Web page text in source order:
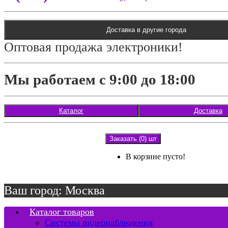
Доставка в другие города
Оптовая продажа электроники!
Мы работаем с 9:00 до 18:00
Каталог Доставка
Заказать (0) шт
В корзине пусто!
Ваш город: Москва
Каталог товаров
Системы видеонаблюдения